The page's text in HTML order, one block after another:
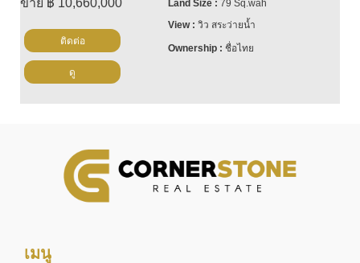
ขาย ฿ 10,660,000
79 Sq.wah
วิว สระว่ายน้ำ
ชื่อไทย
ติดต่อ
ดู
เมนู